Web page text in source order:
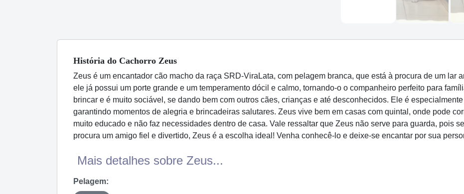
História do Cachorro Zeus
Zeus é um encantador cão macho da raça SRD-ViraLata, com pelagem branca, que está à procura de um lar
ele já possui um porte grande e um temperamento dócil e calmo, tornando-o o companheiro perfeito para
brincar e é muito sociável, se dando bem com outros cães, crianças e até desconhecidos. Ele é
garantindo momentos de alegria e brincadeiras salutares. Zeus vive bem em casas com quintal, onde pode
muito educado e não faz necessidades dentro de casa. Vale ressaltar que Zeus não serve para guarda, pois
procura um amigo fiel e divertido, Zeus é a escolha ideal! Venha conhecê-lo e deixe-se encantar por sua
Mais detalhes sobre Zeus...
Pelagem: